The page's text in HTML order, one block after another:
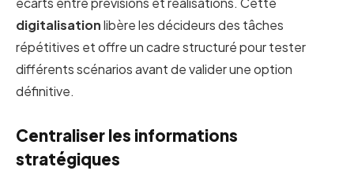
digitalisationlibère les décideurs des tâches
répétitives et offre un cadre structuré pour tester
différents scénarios avant de valider une option
définitive.
Centraliser les informations
stratégiques